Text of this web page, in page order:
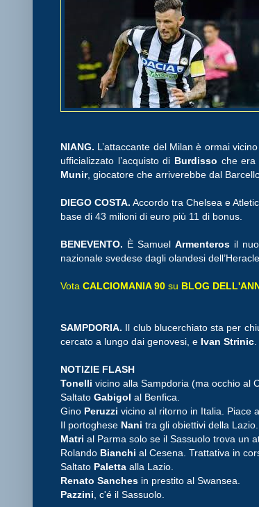
NIANG. L’attaccante del Milan è ormai
ufficializzato l’acquisto di Burdisso che era
Munir, giocatore che arriverebbe dal
DIEGO COSTA. Accordo tra Chelsea e
base di 43 milioni di euro più 11 di bonus.
BENEVENTO. È Samuel Armenteros il
nazionale svedese dagli olandesi
Vota CALCIOMANIA 90 su BLOG
SAMPDORIA. Il club blucerchiato sta per
cercato a lungo dai genovesi, e Ivan Strinic
NOTIZIE FLASH
Tonelli vicino alla Sampdoria (ma occhio al
Saltato Gabigol al Benfica.
Gino Peruzzi vicino al ritorno in Italia. Piace
Il portoghese Nani tra gli obiettivi della Lazio.
Matri al Parma solo se il Sassuolo trova un
Rolando Bianchi al Cesena. Trattativa in
Saltato Paletta alla Lazio.
Renato Sanches in prestito al Swansea.
Pazzini , c'é il Sassuolo.